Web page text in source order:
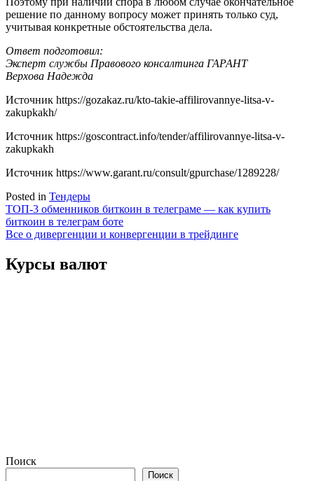
решение по данному вопросу может принять только суд,
учитывая конкретные обстоятельства дела.
Ответ подготовил:
Эксперт службы Правового консалтинга ГАРАНТ
Верхова Надежда
Источник https://gozakaz.ru/kto-takie-affilirovannye-litsa-v-
zakupkakh/
Источник https://goscontract.info/tender/affilirovannye-litsa-v-
zakupkakh
Источник https://www.garant.ru/consult/gpurchase/1289228/
Posted in Тендеры
Навигация
по
ТОП-3 обменников биткоин в телеграме — как купить
биткоин в телеграм боте
Все о дивергенции и конвергенции в трейдинге
Курсы валют
Поиск
Поиск